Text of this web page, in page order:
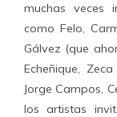
muchas veces
como Felo,
Gálvez (que
Echeñique,
Jorge Campos,
los artistas